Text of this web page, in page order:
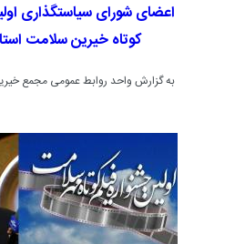
اعضای شورای سیاستگذاری
کوتاه خیرین سلامت
به گزارش واحد روابط عمومی مجمع
امینی،دسید محسن طباطبایی
الله صابری،محمد پسران رزاق، حسین
سلطانیان و حسن اکلیلی به عنوان
اولین جشنواره فیلم کوتاه خیرین سلامت